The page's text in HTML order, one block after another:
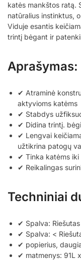
katės mankštos ratą.
natūralius instinktus,
Viduje esantis
trintį bėgant ir
Aprašymas:
✔ Atraminė
aktyvioms katėms
✔ Stabdys
✔ Didina trintį.
✔ Lengvai
užtikrina patogų
✔ Tinka katėms iki
✔ Reikalingas
Techniniai
✔ Spalva: Riešutas
✔ Spalva: <
✔ popierius,
✔ matmenys: 91L